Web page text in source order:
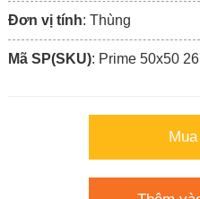
Đơn vị tính: Thùng
Mã SP(SKU): Prime 50x50